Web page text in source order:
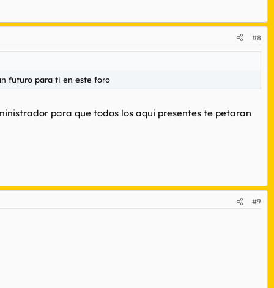
#8
futuro para ti en este foro
para que todos los aqui presentes te petaran
#9